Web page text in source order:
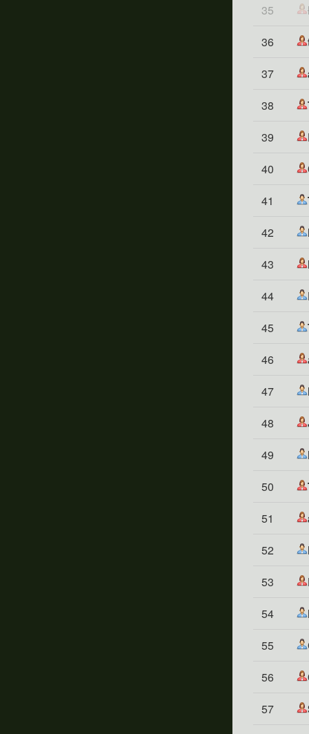
35
36
37
38
39
40
41
42
43
44
45
46
47
48
49
50
51
52
53
54
55
56
57